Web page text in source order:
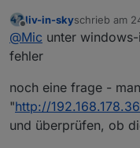
war neugierig -
Offline
liv-in-skyschrieb am
zuletzt
@Mic unter
fehler
noch eine frage -
"http://
und überprüfen, ob